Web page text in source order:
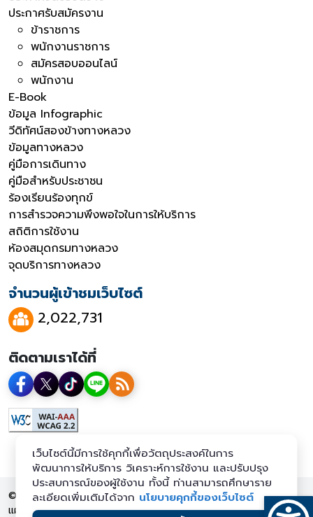
ประกาศรับสมัครงาน
ข้าราชการ
พนักงานราชการ
สมัครสอบออนไลน์
พนักงาน
E-Book
ข้อมูล Infographic
วีดิทัศน์สองข้างทางหลวง
ข้อมูลทางหลวง
คู่มือการเดินทาง
คู่มือสำหรับประชาชน
ร้องเรียนร้องทุกข์
การสำรวจความพึงพอใจในการให้บริการ
สถิติการใช้งาน
ห้องสมุดกรมทางหลวง
จุดบริการทางหลวง
จำนวนผู้เข้าชมเว็บไซต์
2,022,731
ติดตามเราได้ที่
© 2569 กรมทางหลวง สงวนลิขสิทธิ์
แผนผังเว็บไซต์
นโยบายเว็บไซต์ นโยบายการคุ้มครองข้อมูลส่วน
เว็บไซต์นี้มีการใช้คุกกี้เพื่อวัตถุประสงค์ในการ
พัฒนาการให้บริการ วิเคราะห์การใช้งาน และปรับปรุง
ประสบการณ์ของผู้ใช้งาน ทั้งนี้ ท่านสามารถศึกษาราย
ละเอียดเพิ่มเติมได้จาก นโยบายคุกกี้ของเว็บไซต์